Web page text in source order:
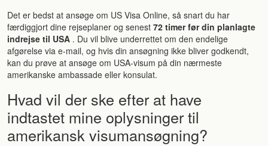
Det er bedst at ansøge om US Visa Online, så snart du har
færdiggjort dine rejseplaner og senest 72 timer før din planlagte
indrejse til USA . Du vil blive underrettet om den endelige
afgørelse via e-mail, og hvis din ansøgning ikke bliver godkendt,
kan du prøve at ansøge om USA-visum på din nærmeste
amerikanske ambassade eller konsulat.
Hvad vil der ske efter at have
indtastet mine oplysninger til
amerikansk visumansøgning?